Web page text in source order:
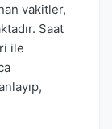
vakitler,
Saat
ile